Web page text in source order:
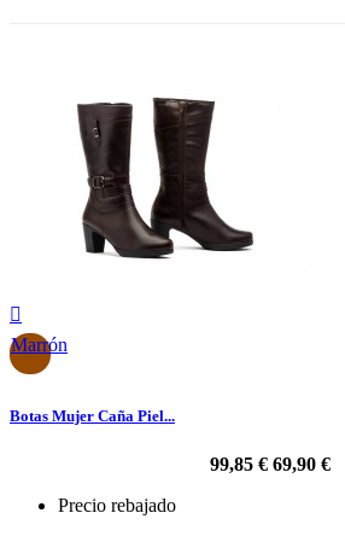

Marrón
Botas Mujer Caña Piel...
99,85 € 69,90 €
Precio rebajado